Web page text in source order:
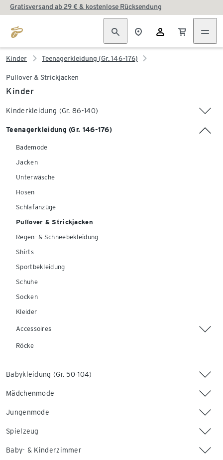
Gratisversand ab 29 € & kostenlose Rücksendung
Kinder Teenagerkleidung (Gr. 146-176)
Pullover & Strickjacken
Kinder
Kinderkleidung (Gr. 86-140)
Teenagerkleidung (Gr. 146-176)
Bademode
Jacken
Unterwäsche
Hosen
Schlafanzüge
Pullover & Strickjacken
Regen- & Schneebekleidung
Shirts
Sportbekleidung
Schuhe
Socken
Kleider
Accessoires
Röcke
Babykleidung (Gr. 50-104)
Mädchenmode
Jungenmode
Spielzeug
Baby- & Kinderzimmer